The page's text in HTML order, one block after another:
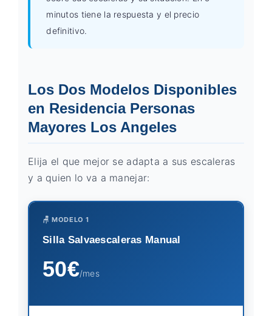
minutos tiene la respuesta y el precio
definitivo.
Los Dos Modelos Disponibles
en Residencia Personas
Mayores Los Angeles
Elija el que mejor se adapta a sus escaleras
y a quien lo va a manejar:
🪑 MODELO 1
Silla Salvaescaleras Manual
50€/mes